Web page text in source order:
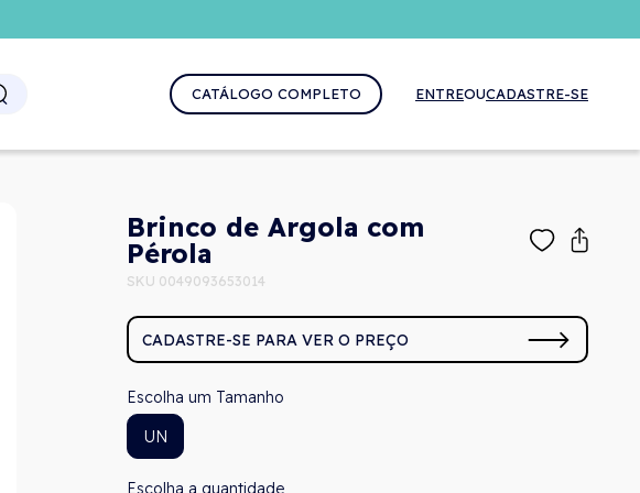
CATÁLOGO COMPLETO ENTREOUCADASTRE-SE
Brinco de Argola com
Pérola
SKU 0049093653014
CADASTRE-SE PARA VER O PREÇO
Tamanho
UN